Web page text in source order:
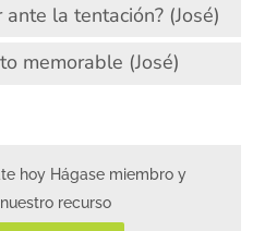
la tentación? (José)
memorable (José)
hoy Hágase miembro y
recurso